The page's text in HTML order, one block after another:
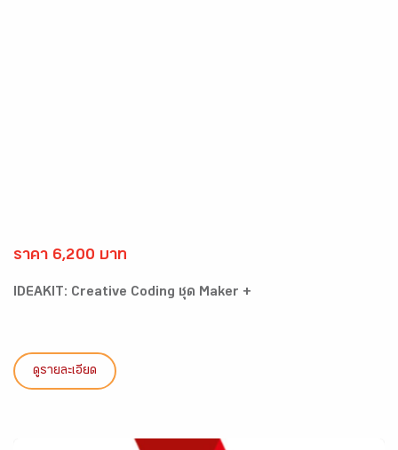
ราคา 6,200 บาท
IDEAKIT: Creative Coding ชุด Maker +
ดูรายละเอียด